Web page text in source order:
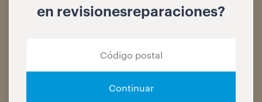
en revisionesreparaciones?
Continuar